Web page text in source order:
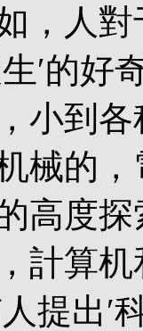
，人對
′的
小到各
械的
高度
計算
提出′